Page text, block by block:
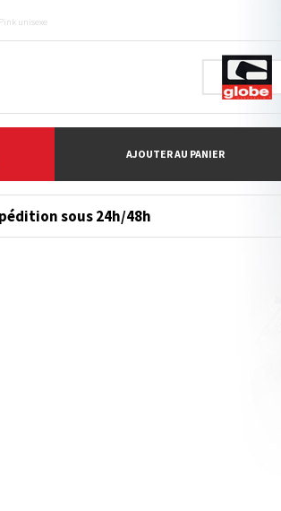
unisexe
AJOUTER AU PANIER
sous 24h/48h